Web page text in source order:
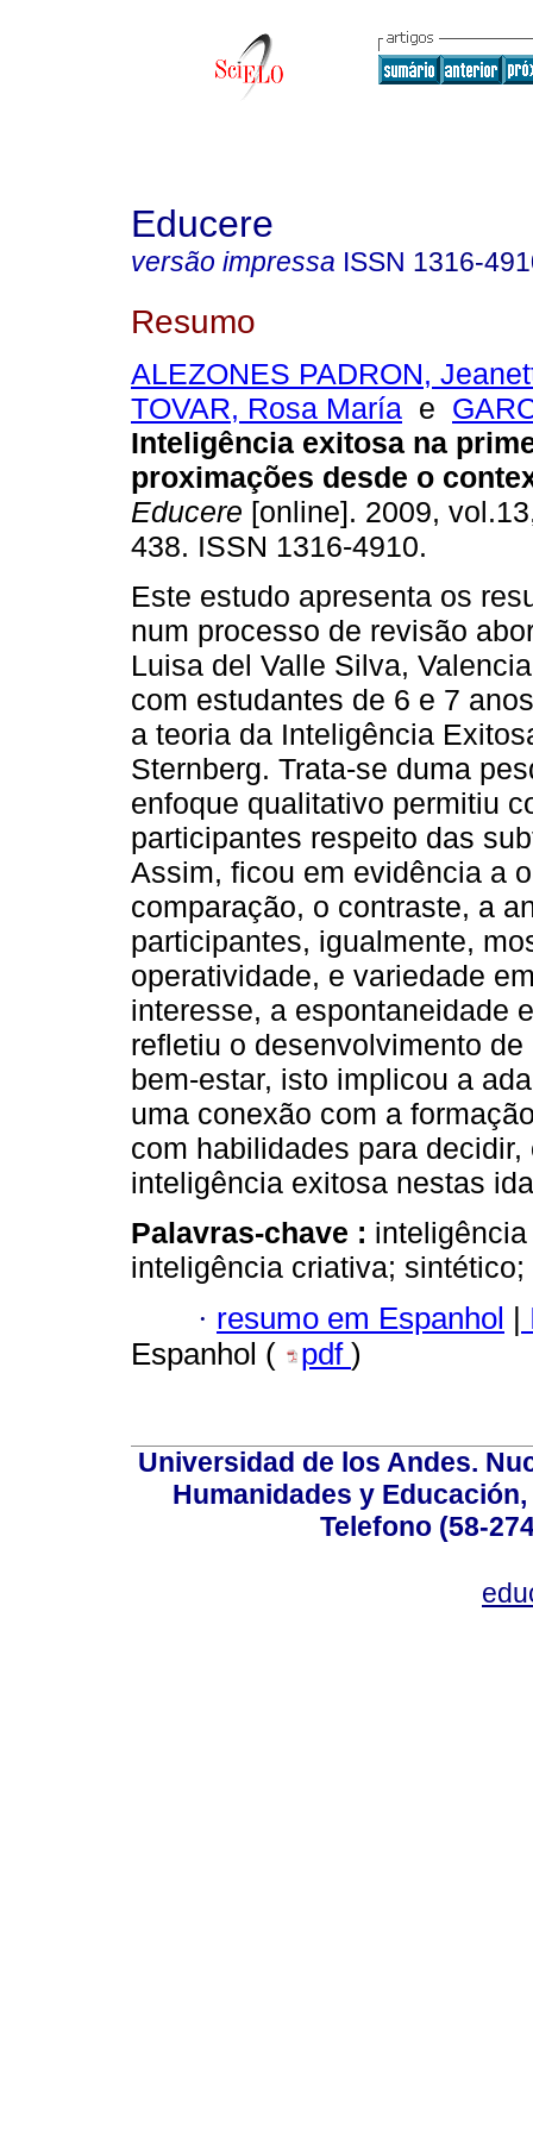
Educere
versão impressa ISSN 1316-
Resumo
ALEZONES PADRON,
TOVAR, Rosa María e
Inteligência exitosa na
proximações desde o
Educere [online]. 2009,
438. ISSN 1316-4910.
Este estudo apresenta os
num processo de revisão
Luisa del Valle Silva,
com estudantes de 6 e 7
a teoria da Inteligência
Sternberg. Trata-se duma
enfoque qualitativo permitiu
participantes respeito das
Assim, ficou em evidência a
comparação, o contraste, a
participantes, igualmente,
operatividade, e variedade
interesse, a espontaneidade
refletiu o desenvolvimento
bem-estar, isto implicou a
uma conexão com a
com habilidades para
inteligência exitosa nestas
Palavras-chave :
inteligência criativa;
· resumo em Espanhol |
Espanhol (
pdf )
Universidad de los Andes.
Humanidades y
Telefono (58-